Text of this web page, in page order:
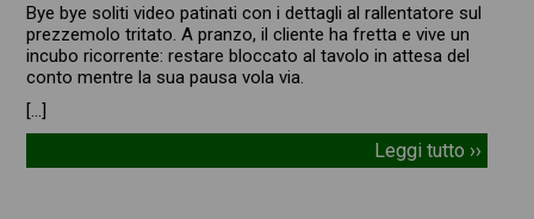
Bye bye soliti video patinati con i dettagli al rallentatore sul
prezzemolo tritato. A pranzo, il cliente ha fretta e vive un
incubo ricorrente: restare bloccato al tavolo in attesa del
conto mentre la sua pausa vola via.
[…]
Leggi tutto ››